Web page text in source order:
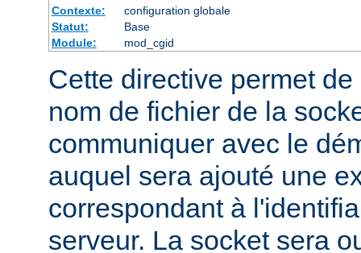
Contexte:
configuration globale
Statut:
Base
Module:
mod_cgid
Cette directive permet
nom de fichier de la
communiquer avec le
auquel sera ajouté une
correspondant à
serveur. La socket sera